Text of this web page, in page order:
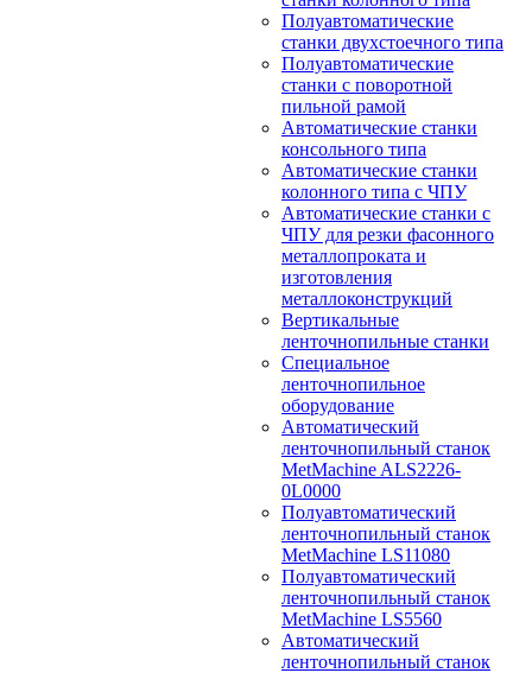
Полуавтоматические
станки двухстоечного типа
Полуавтоматические
станки с поворотной
пильной рамой
Автоматические станки
консольного типа
Автоматические станки
колонного типа с ЧПУ
Автоматические станки с
ЧПУ для резки фасонного
металлопроката и
изготовления
металлоконструкций
Вертикальные
ленточнопильные станки
Специальное
ленточнопильное
оборудование
Автоматический
ленточнопильный станок
MetMachine ALS2226-
0L0000
Полуавтоматический
ленточнопильный станок
MetMachine LS11080
Полуавтоматический
ленточнопильный станок
MetMachine LS5560
Автоматический
ленточнопильный станок